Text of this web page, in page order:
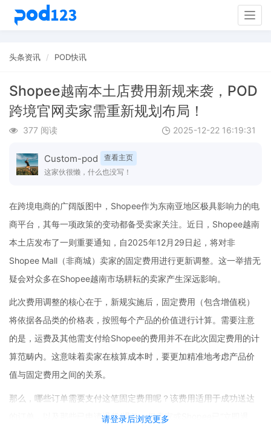
头条资讯 POD快讯
Shopee越南本土店费用新规来袭，POD
跨境官网卖家需重新规划布局！
377 阅读 2025-12-22 16:19:31
Custom-pod
查看主页
这家伙很懒，什么也没写！
请登录后浏览更多
在跨境电商的广阔版图中，Shopee作为东南亚地区极具影响力的电
商平台，其每一项政策的变动都备受卖家关注。近日，Shopee越南
本土店发布了一则重要通知，自2025年12月29日起，将对非
Shopee Mall（非商城）卖家的固定费用进行更新调整。这一举措无
疑会对众多在Shopee越南市场耕耘的卖家产生深远影响。
此次费用调整的核心在于，新规实施后，固定费用（包含增值税）
将依据各品类的价格表，按照每个产品的价值进行计算。需要注意
的是，运费及其他需支付给Shopee的费用并不在此次固定费用的计
算范畴内。这意味着卖家在核算成本时，要更加精准地考虑产品价
值与固定费用之间的关系。
那么，哪些订单需要支付这笔固定费用呢？该费用适用于成功送达
的订单，以及那些已申请退货/退款，但卖家或Shopee已“立即退